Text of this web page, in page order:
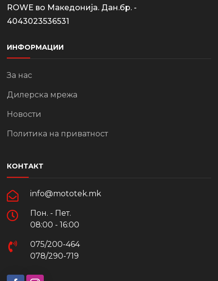
ROWE во Македонија. Дан.бр. -
4043023536531
ИНФОРМАЦИИ
За нас
Дилерска мрежа
Новости
Политика на приватност
КОНТАКТ
info@mototek.mk
Пон. - Пет.
08:00 - 16:00
075/200-464
078/290-719